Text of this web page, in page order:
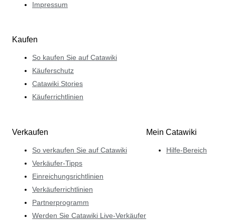
Impressum
Kaufen
So kaufen Sie auf Catawiki
Käuferschutz
Catawiki Stories
Käuferrichtlinien
Verkaufen
So verkaufen Sie auf Catawiki
Verkäufer-Tipps
Einreichungsrichtlinien
Verkäuferrichtlinien
Partnerprogramm
Werden Sie Catawiki Live-Verkäufer
Mein Catawiki
Hilfe-Bereich